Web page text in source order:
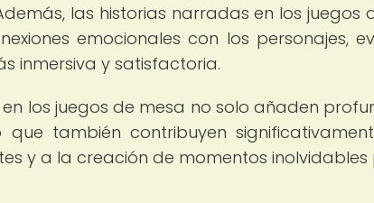
las historias narradas en los
emocionales con los personajes,
inmersiva y satisfactoria.
los juegos de mesa no solo añaden
que también contribuyen
y a la creación de momentos